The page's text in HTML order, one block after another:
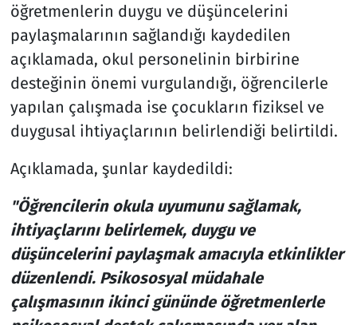
öğretmenlerin duygu ve düşüncelerini
paylaşmalarının sağlandığı kaydedilen
açıklamada, okul personelinin birbirine
desteğinin önemi vurgulandığı, öğrencilerle
yapılan çalışmada ise çocukların fiziksel ve
duygusal ihtiyaçlarının belirlendiği belirtildi.
Açıklamada, şunlar kaydedildi:
"Öğrencilerin okula uyumunu sağlamak,
ihtiyaçlarını belirlemek, duygu ve
düşüncelerini paylaşmak amacıyla etkinlikler
düzenlendi. Psikososyal müdahale
çalışmasının ikinci gününde öğretmenlerle